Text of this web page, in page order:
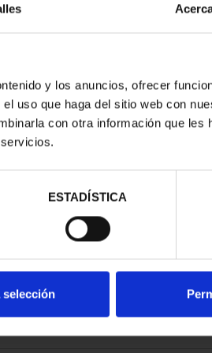
y los anuncios, ofrecer
uso que haga del sitio web con
con otra información que les
ESTADÍSTICA
selección